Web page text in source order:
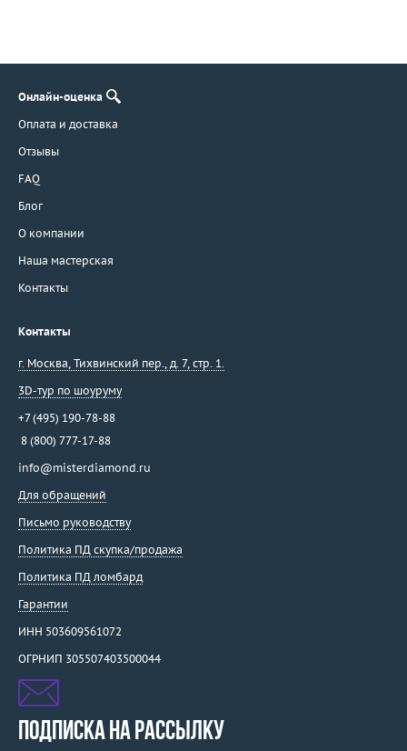
Онлайн-оценка
Оплата и доставка
Отзывы
FAQ
Блог
О компании
Наша мастерская
Контакты
Контакты
г. Москва Тихвинский пер., д. 7, стр. 1.
3D-тур по шоуруму
+7 (495) 190-78-88
8 (800) 777-17-88
info@misterdiamond.ru
Для обращений
Письмо руководству
Политика ПД скупка/продажа
Политика ПД ломбард
Гарантии
ИНН 503609561072
ОГРНИП 305507403500044
ПОДПИСКА НА РАССЫЛКУ